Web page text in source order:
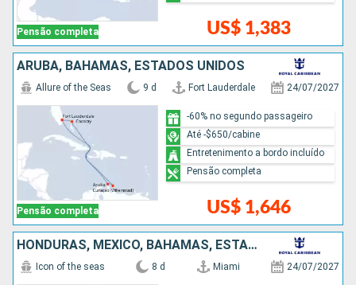
Pensão completa US$ 1,383
ARUBA, BAHAMAS, ESTADOS UNIDOS
Pensão completa
Allure of the Seas 9 d Fort Lauderdale 24/07/2027
US$ 1,646
-60% no segundo passageiro
Até -$650/cabine
Entretenimento a bordo incluído
Pensão completa
HONDURAS, MÉXICO, BAHAMAS, ESTADOS UNIDOS
Icon of the seas 8 d Miami 24/07/2027